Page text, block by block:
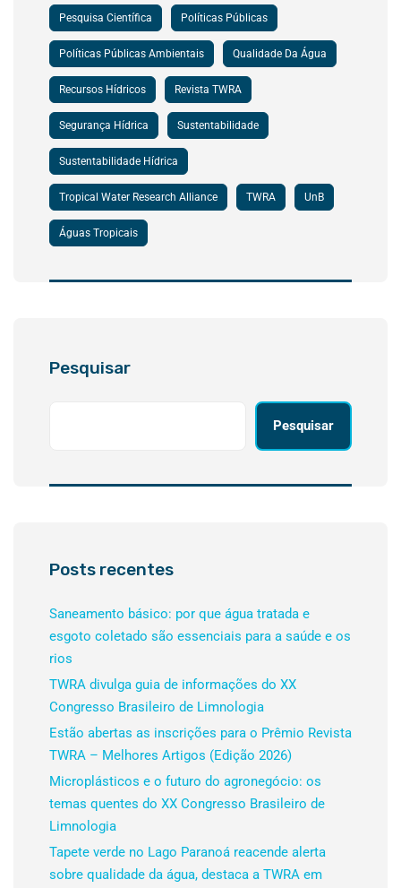
Pesquisa Científica Políticas Públicas
Políticas Públicas Ambientais Qualidade Da Água
Recursos Hídricos Revista TWRA
Segurança Hídrica Sustentabilidade
Sustentabilidade Hídrica
Tropical Water Research Alliance TWRA UnB
Águas Tropicais
Pesquisar
Pesquisar
Posts recentes
Saneamento básico: por que água tratada e
esgoto coletado são essenciais para a saúde e os
rios
TWRA divulga guia de informações do XX
Congresso Brasileiro de Limnologia
Estão abertas as inscrições para o Prêmio Revista
TWRA – Melhores Artigos (Edição 2026)
Microplásticos e o futuro do agronegócio: os
temas quentes do XX Congresso Brasileiro de
Limnologia
Tapete verde no Lago Paranoá reacende alerta
sobre qualidade da água, destaca a TWRA em